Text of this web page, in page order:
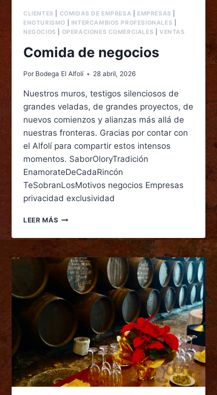
CLIENTES COMIDAS DE EMPRESA EMPRESAS
ENOTURISMO
INTERCAMBIOS PROFESIONALES
NEGOCIOS
OPERACIONES COMERCIALES |VENTAS
Comida de negocios
Por Bodega El Alfolí 28 abril, 2026
Nuestros muros, testigos silenciosos de
grandes veladas, de grandes proyectos, de
nuevos comienzos y alianzas más allá de
nuestras fronteras. Gracias por contar con
el Alfolí para compartir estos intensos
momentos. SaborOloryTradición
EnamorateDeCadaRincón
TeSobranLosMotivos negocios Empresas
privacidad exclusividad
LEER MÁS